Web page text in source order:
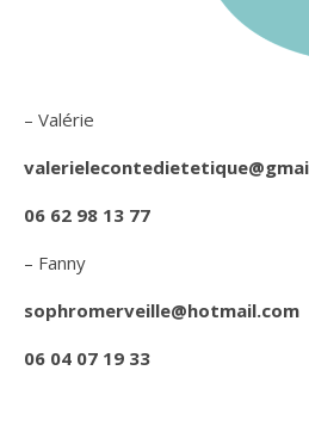
– Valérie
06 62 98 13 77
– Fanny
sophromerveille@hotmail.com
06 04 07 19 33